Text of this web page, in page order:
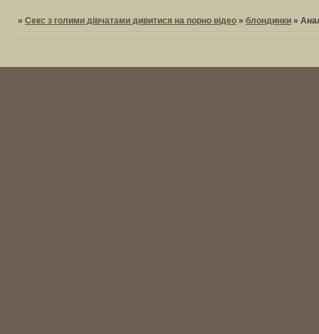
»Секс з голими дівчатами дивитися на порно відео »блондинки »